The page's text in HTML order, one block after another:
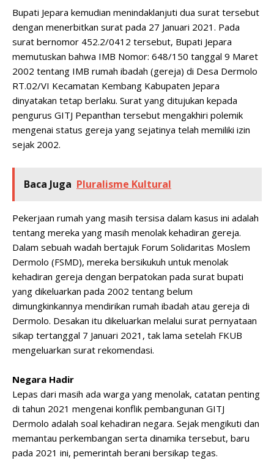
Bupati Jepara kemudian menindaklanjuti dua surat tersebut
dengan menerbitkan surat pada 27 Januari 2021. Pada
surat bernomor 452.2/0412 tersebut, Bupati Jepara
memutuskan bahwa IMB Nomor: 648/150 tanggal 9 Maret
2002 tentang IMB rumah ibadah (gereja) di Desa Dermolo
RT.02/VI Kecamatan Kembang Kabupaten Jepara
dinyatakan tetap berlaku. Surat yang ditujukan kepada
pengurus GITJ Pepanthan tersebut mengakhiri polemik
mengenai status gereja yang sejatinya telah memiliki izin
sejak 2002.
Baca Juga Pluralisme Kultural
Pekerjaan rumah yang masih tersisa dalam kasus ini adalah
tentang mereka yang masih menolak kehadiran gereja.
Dalam sebuah wadah bertajuk Forum Solidaritas Moslem
Dermolo (FSMD), mereka bersikukuh untuk menolak
kehadiran gereja dengan berpatokan pada surat bupati
yang dikeluarkan pada 2002 tentang belum
dimungkinkannya mendirikan rumah ibadah atau gereja di
Dermolo. Desakan itu dikeluarkan melalui surat pernyataan
sikap tertanggal 7 Januari 2021, tak lama setelah FKUB
mengeluarkan surat rekomendasi.
Negara Hadir
Lepas dari masih ada warga yang menolak, catatan penting
di tahun 2021 mengenai konflik pembangunan GITJ
Dermolo adalah soal kehadiran negara. Sejak mengikuti dan
memantau perkembangan serta dinamika tersebut, baru
pada 2021 ini, pemerintah berani bersikap tegas.